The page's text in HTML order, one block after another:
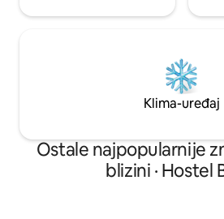
Klima-uređaj
Ostale najpopularnije
blizini · Hostel